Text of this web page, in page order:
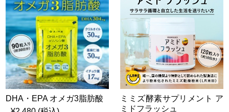
DHA・EPA オメガ3脂肪酸
ミミズ酵素サプリメント ア
ミドフラッシュ